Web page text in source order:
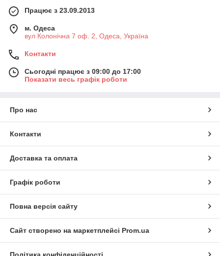
Працює з 23.09.2013
м. Одеса
вул Колонічна 7 оф. 2, Одеса, Україна
Контакти
Сьогодні працює з 09:00 до 17:00
Показати весь графік роботи
Про нас
Контакти
Доставка та оплата
Графік роботи
Повна версія сайту
Сайт створено на маркетплейсі Prom.ua